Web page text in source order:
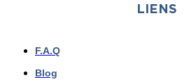
LIENS
F.A.Q
Blog